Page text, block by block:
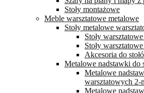
Stoły montażowe
Meble warsztatowe metalowe
Stoły metalowe
Stoły
Stoły
Akcesoria do
Metalowe nadstawki do
Metalowe
warsztatowych 2-
Metalowe